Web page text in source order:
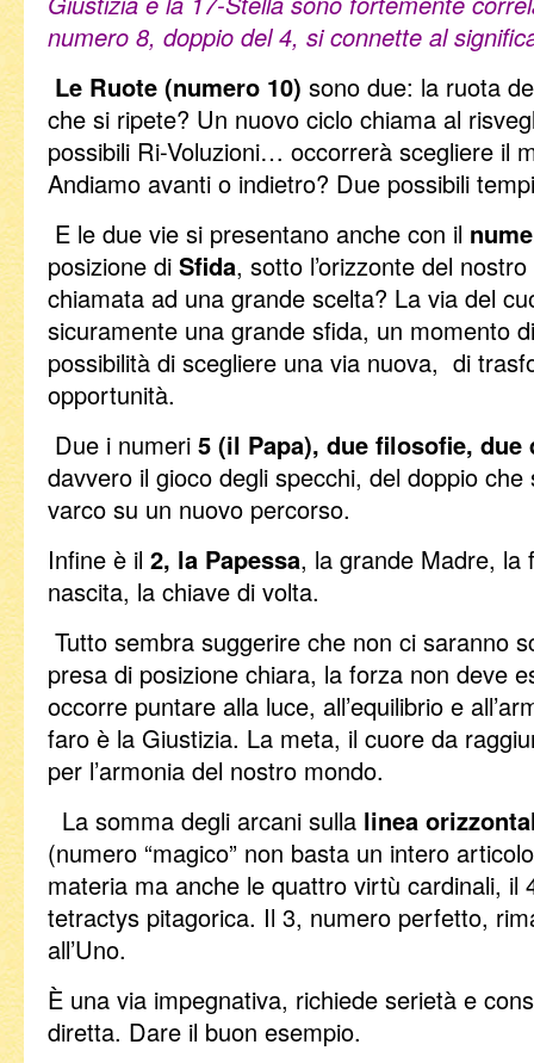
numero 8, doppio del 4, si connette al
Le Ruote (numero 10) sono due: la ruota
che si ripete? Un nuovo ciclo chiama al
possibili Ri-Voluzioni… occorrerà scegliere il
Andiamo avanti o indietro? Due possibili
E le due vie si presentano anche con il
posizione di Sfida, sotto l’orizzonte del
chiamata ad una grande scelta? La via del
sicuramente una grande sfida, un momento
possibilità di scegliere una via nuova, di
opportunità.
Due i numeri 5 (il Papa), due filosofie, due
davvero il gioco degli specchi, del doppio
varco su un nuovo percorso.
Infine è il 2, la Papessa, la grande Madre, la
nascita, la chiave di volta.
Tutto sembra suggerire che non ci saranno
presa di posizione chiara, la forza non deve
occorre puntare alla luce, all’equilibrio e
faro è la Giustizia. La meta, il cuore da
per l’armonia del nostro mondo.
La somma degli arcani sulla linea
(numero “magico” non basta un intero
materia ma anche le quattro virtù cardinali, il
tetractys pitagorica. Il 3, numero perfetto,
all’Uno.
È una via impegnativa, richiede serietà e
diretta. Dare il buon esempio.